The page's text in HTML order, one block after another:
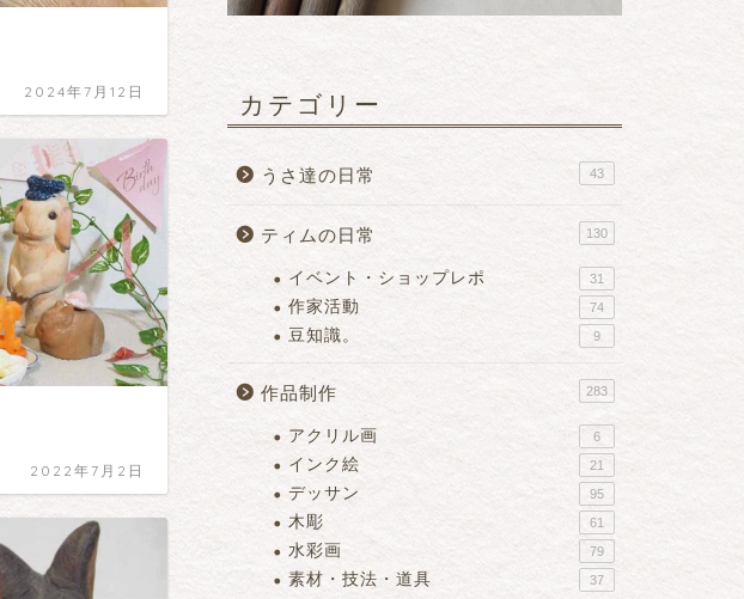
2024年7月12日
2022年7月2日
カテゴリー
うさ達の日常 43
ティムの日常 130
イベント・ショップレポ 31
作家活動 74
豆知識。 9
作品制作 283
アクリル画 6
インク絵 21
デッサン 95
木彫 61
水彩画 79
素材・技法・道具 37